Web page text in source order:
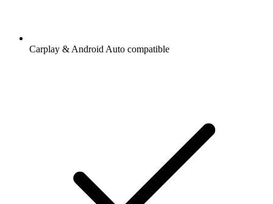
Carplay & Android Auto compatible